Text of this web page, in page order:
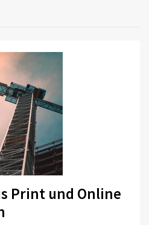
Print und Online